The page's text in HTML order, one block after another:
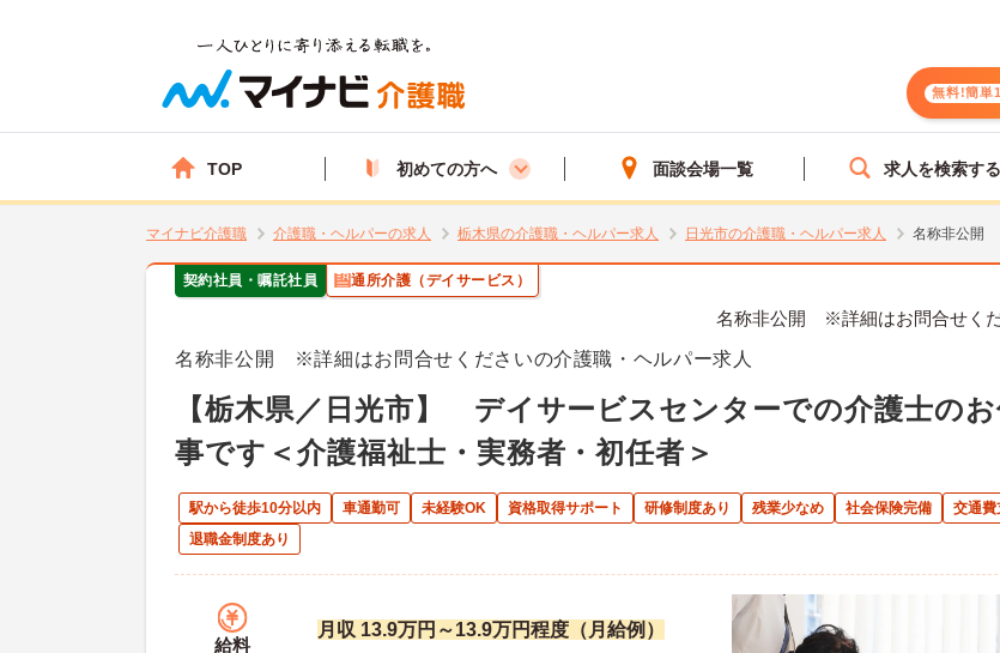
無料!簡単
TOP 初めての方へ 面談会場一覧 求人を検索する
マイナビ介護職 介護職・ヘルパーの求人 栃木県の介護職・ヘルパー求人 日光市の介護職・ヘルパー求人 名称非公開
契約社員・嘱託社員 通所介護（デイサービス）
名称非公開 ※詳細はお問合せく
名称非公開 ※詳細はお問合せくださいの介護職・ヘルパー求人
【栃木県／日光市】 デイサービスセンターでの介護士の
事です＜介護福祉士・実務者・初任者＞
駅から徒歩10分以内 車通勤可 未経験OK 資格取得サポート 研修制度あり 残業少なめ 社会保険完備
交通費
退職金制度あり
給料
月収 13.9万円～13.9万円程度（月給例）